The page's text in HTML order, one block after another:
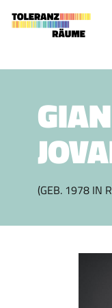
Inhalt
springen
(GEB. 1978 IN